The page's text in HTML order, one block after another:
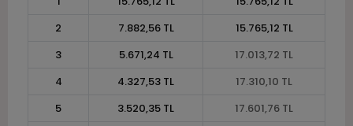
2
7.882,56 TL
15.765,12 TL
3
5.671,24 TL
17.013,72 TL
4
4.327,53 TL
17.310,10 TL
5
3.520,35 TL
17.601,76 TL